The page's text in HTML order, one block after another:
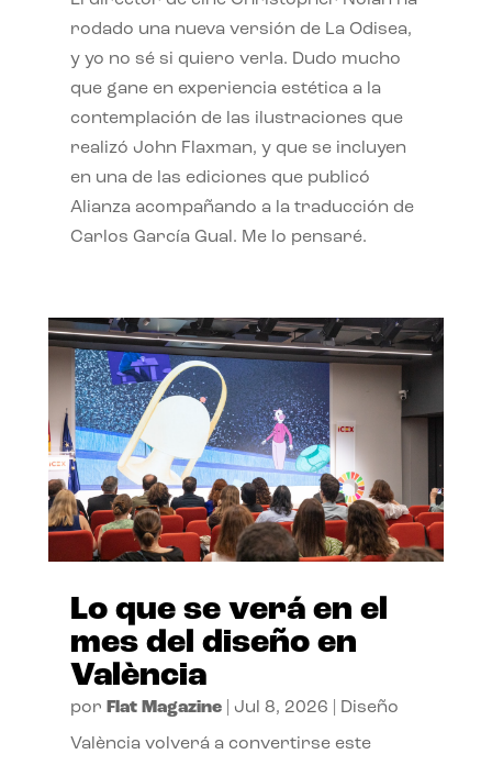
rodado una nueva versión de La Odisea,
y yo no sé si quiero verla. Dudo mucho
que gane en experiencia estética a la
contemplación de las ilustraciones que
realizó John Flaxman, y que se incluyen
en una de las ediciones que publicó
Alianza acompañando a la traducción de
Carlos García Gual. Me lo pensaré.
Lo que se verá en el
mes del diseño en
València
por Flat Magazine| Jul 8, 2026 Diseño
València volverá a convertirse este